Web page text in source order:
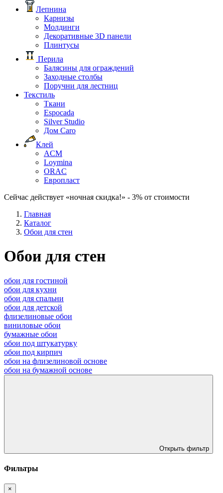
Лепнина
Карнизы
Молдинги
Декоративные 3D панели
Плинтусы
Перила
Балясины для ограждений
Заходные столбы
Поручни для лестниц
Текстиль
Ткани
Espocada
Silver Studio
Дом Caro
Клей
ACM
Loymina
ORAC
Европласт
Сейчас действует «ночная скидка!» - 3% от стоимости
Главная
Каталог
Обои для стен
Обои для стен
обои для гостиной
обои для кухни
обои для спальни
обои для детской
флизелиновые обои
виниловые обои
бумажные обои
обои под штукатурку
обои под кирпич
обои на флизелиновой основе
обои на бумажной основе
Открыть фильтр
Фильтры
×